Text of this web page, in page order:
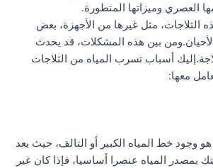
العصري وميزاتها المتطورة.
الثلاجات، مثل غيرها من الأجهزة، بعض
بين هذه المشكلات، قد يحدث
أسباب تسرب المياه من الثلاجات
معها:
وجود خط المياه الكبير أو التالف، حيث يعد
بمصدر المياه عنصرا أساسيا، فإذا كان غير